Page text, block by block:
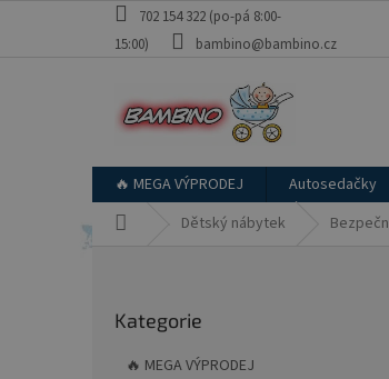
702 154 322 (po-pá 8:00-
15:00)
bambino@bambino.cz
🔥 MEGA VÝPRODEJ Autosedačky
Dětský nábytek
kategorie
Kategorie
🔥 MEGA VÝPRODEJ